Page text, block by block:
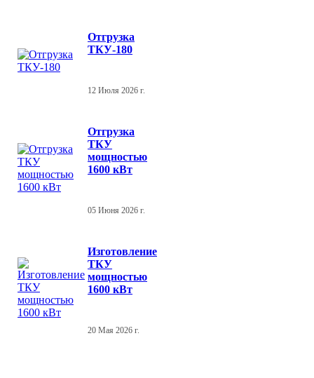
Отгрузка
ТКУ-180
12 Июля 2026 г.
Отгрузка
ТКУ
мощностью
1600 кВт
05 Июня 2026 г.
Изготовление
ТКУ
мощностью
1600 кВт
20 Мая 2026 г.